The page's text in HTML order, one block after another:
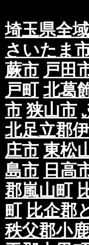
埼玉県全
さいたま
蕨市 戸田
戸町 北葛
市 狭山市
北足立郡
庄市 東松
島市 日高
郡嵐山町
町 比企郡
秩父郡小